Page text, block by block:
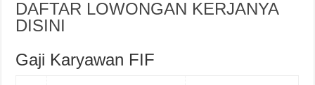
DAFTAR LOWONGAN KERJANYA
DISINI
Gaji Karyawan FIF